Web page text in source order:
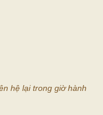
hệ lại trong giờ hành